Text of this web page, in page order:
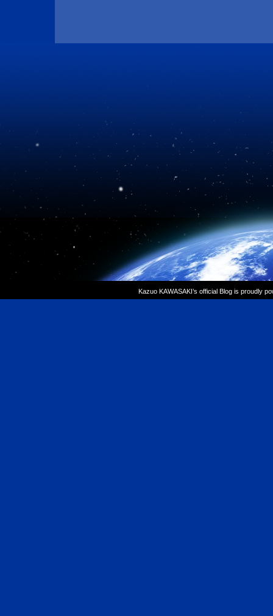
Kazuo KAWASAKI’s official Blog is proudly